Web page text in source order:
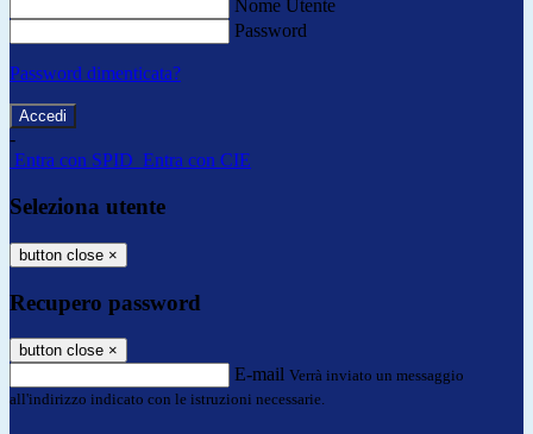
Nome Utente
Password
Password dimenticata?
-
Entra con SPID Entra con CIE
Seleziona utente
button close ×
Recupero password
button close ×
E-mail Verrà inviato un messaggio
all'indirizzo indicato con le istruzioni necessarie.